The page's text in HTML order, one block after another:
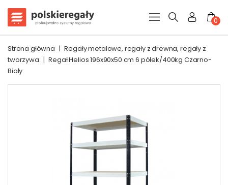
0
Strona główna | Regały metalowe, regały z drewna, regały z
tworzywa | Regał Helios 196x90x50 cm 6 półek/400kg Czarno-
Biały